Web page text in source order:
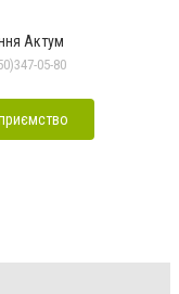
Актум
05-80